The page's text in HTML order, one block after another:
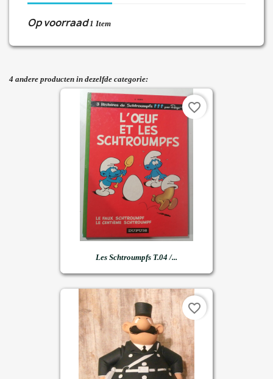
Op voorraad 1 Item
4 andere producten in dezelfde categorie:
Les Schtroumpfs T.04 /...
favorite_border
favorite_border